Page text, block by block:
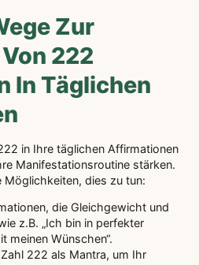
Zur
222
In Täglichen
in Ihre täglichen Affirmationen
Manifestationsroutine stärken.
dies zu tun:
die Gleichgewicht und
z.B. „Ich bin in perfekter
meinen Wünschen“.
222 als Mantra, um Ihr